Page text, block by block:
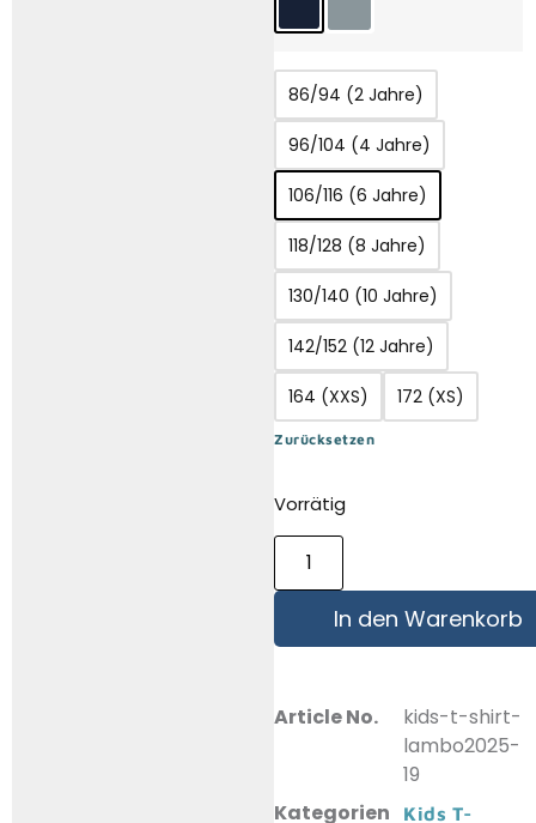
86/94 (2 Jahre)
96/104 (4 Jahre)
106/116 (6 Jahre)
118/128 (8 Jahre)
130/140 (10 Jahre)
142/152 (12 Jahre)
164 (XXS) 172 (XS)
Zurücksetzen
Vorrätig
In den Warenkorb
Article No.
kids-t-shirt-
lambo2025-
19
Kategorien
Kids T-